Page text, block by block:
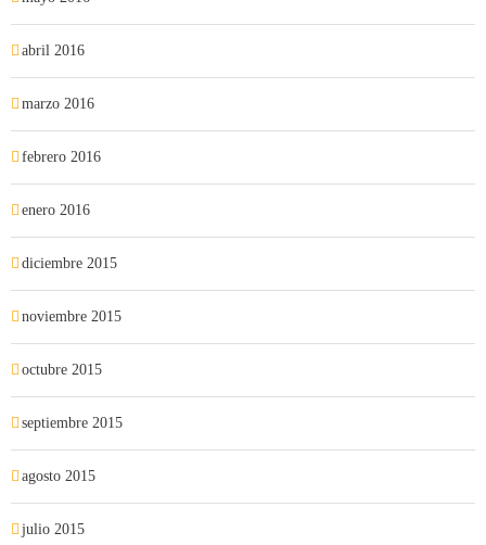
abril 2016
marzo 2016
febrero 2016
enero 2016
diciembre 2015
noviembre 2015
octubre 2015
septiembre 2015
agosto 2015
julio 2015